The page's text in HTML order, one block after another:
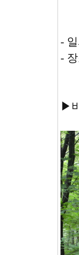
-
-
▶